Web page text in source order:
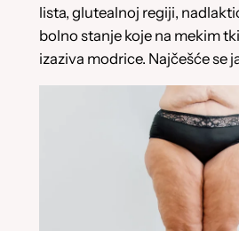
lista, glutealnoj regiji,
bolno stanje koje na mekim
izaziva modrice. Najčešće se